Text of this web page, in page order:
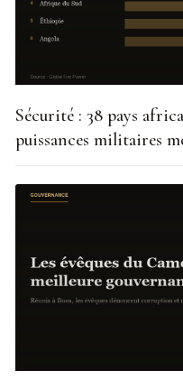
Sécurité : 38 pays
puissances militaires